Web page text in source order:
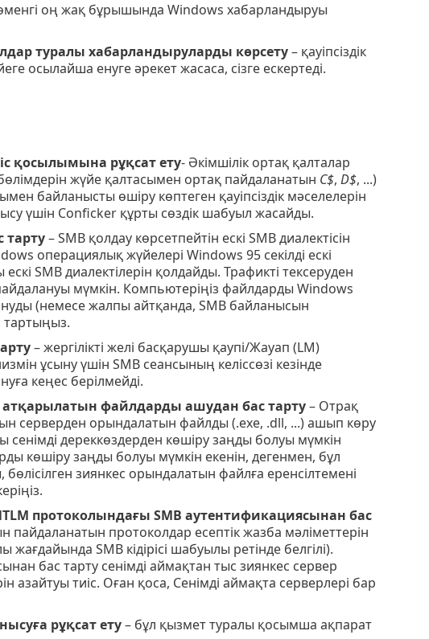
оң жақ бұрышында Windows хабарландыруы
туралы хабарландыруларды көрсету– қауіпсіздік
осылайша енуге әрекет жасаса, сізге ескертеді.
қосылымына рұқсат ету- Әкімшілік ортақ қалталар
жүйе қалтасымен ортақ пайдаланатын C$, D$, ...)
байланысты өшіру көптеген қауіпсіздік мәселелерін
үшін Conficker құрты сөздік шабуыл жасайды.
тарту– SMB қолдау көрсетпейтін ескі SMB диалектісін
операциялық жүйелері Windows 95 секілді ескі
SMB диалектілерін қолдайды. Трафикті тексеруден
мүмкін. Компьютеріңіз файлдарды Windows
(немесе жалпы айтқанда, SMB байланысын
тартыңыз.
– жергілікті желі басқарушы қаупі/Жауап (LM)
ұсыну үшін SMB сеансының келіссөзі кезінде
кеңес берілмейді.
атқарылатын файлдарды ашудан бас тарту– Отрақ
серверден орындалатын файлды (.exe, .dll, ...) ашып көру
дереккөздерден көшіру заңды болуы мүмкін
көшіру заңды болуы мүмкін екенін, дегенмен, бұл
зиянкес орындалатын файлға еренсілтемені
протоколындағы SMB аутентификациясынан бас
пайдаланатын протоколдар есептік жазба мәліметтерін
SMB кідірісі шабуылы ретінде белгілі).
бас тарту сенімді аймақтан тыс зиянкес сервер
азайтуы тиіс. Оған қоса, Сенімді аймақта серверлері бар
рұқсат ету– бұл қызмет туралы қосымша ақпарат